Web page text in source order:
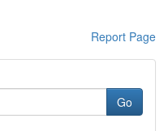
Report Page
Go